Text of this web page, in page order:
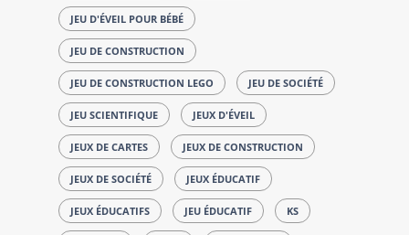
JEU D'ÉVEIL POUR BÉBÉ
JEU DE CONSTRUCTION
JEU DE CONSTRUCTION LEGO JEU DE SOCIÉTÉ
JEU SCIENTIFIQUE JEUX D'ÉVEIL
JEUX DE CARTES JEUX DE CONSTRUCTION
JEUX DE SOCIÉTÉ JEUX ÉDUCATIF
JEUX ÉDUCATIFS JEU ÉDUCATIF KS